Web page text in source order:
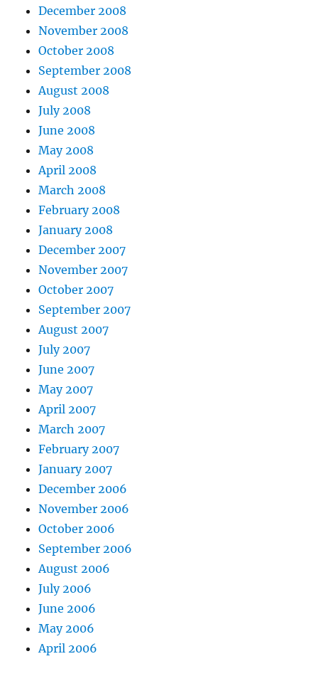
December 2008
November 2008
October 2008
September 2008
August 2008
July 2008
June 2008
May 2008
April 2008
March 2008
February 2008
January 2008
December 2007
November 2007
October 2007
September 2007
August 2007
July 2007
June 2007
May 2007
April 2007
March 2007
February 2007
January 2007
December 2006
November 2006
October 2006
September 2006
August 2006
July 2006
June 2006
May 2006
April 2006